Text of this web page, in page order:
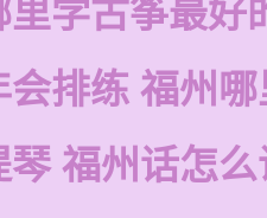
里学古筝最好
会排练 福州
琴 福州话怎